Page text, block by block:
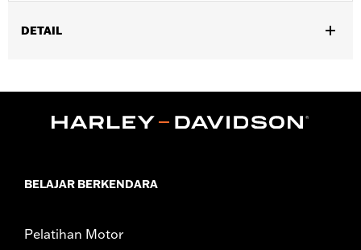
DETAIL
Sold Separately:Screamin' Eagle Timer Cover Base
BELAJAR BERKENDARA
Pelatihan Motor